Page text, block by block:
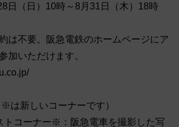
日（日）10時～8月31日（木）18時
は不要。阪急電鉄のホームページにア
加いただけます。
新しいコーナーです）
トコーナー※：阪急電車を撮影した写